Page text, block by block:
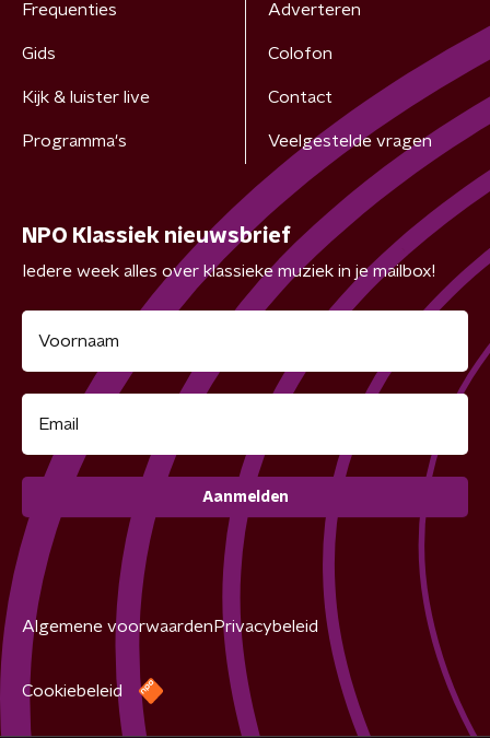
Frequenties
Gids
Kijk & luister live
Programma's
Adverteren
Colofon
Contact
Veelgestelde vragen
NPO Klassiek nieuwsbrief
Iedere week alles over klassieke muziek in je mailbox!
Aanmelden
Algemene voorwaarden Privacybeleid
Cookiebeleid